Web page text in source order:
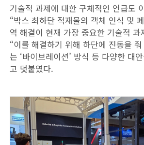
기술적 과제에 대한 구체적인 언급도
“박스 최하단 적재물의 객체 인식 및
역 해결이 현재 가장 중요한 기술적 과
“이를 해결하기 위해 하단에 진동을
는 ‘바이브레이션’ 방식 등 다양한 대
고 덧붙였다.